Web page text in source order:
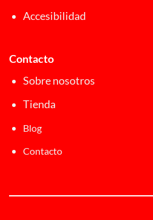
Accesibilidad
Contacto
Sobre nosotros
Tienda
Blog
Contacto